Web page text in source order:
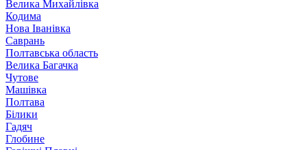
Велика Михайлівка
Кодима
Нова Іванівка
Саврань
Полтавська область
Велика Багачка
Чутове
Машівка
Полтава
Білики
Гадяч
Глобине